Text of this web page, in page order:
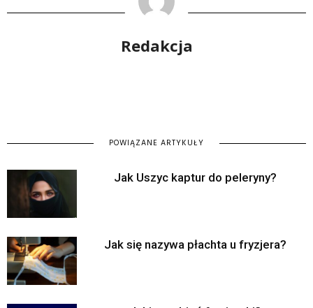
Redakcja
POWIĄZANE ARTYKUŁY
Jak Uszyc kaptur do peleryny?
Jak się nazywa płachta u fryzjera?